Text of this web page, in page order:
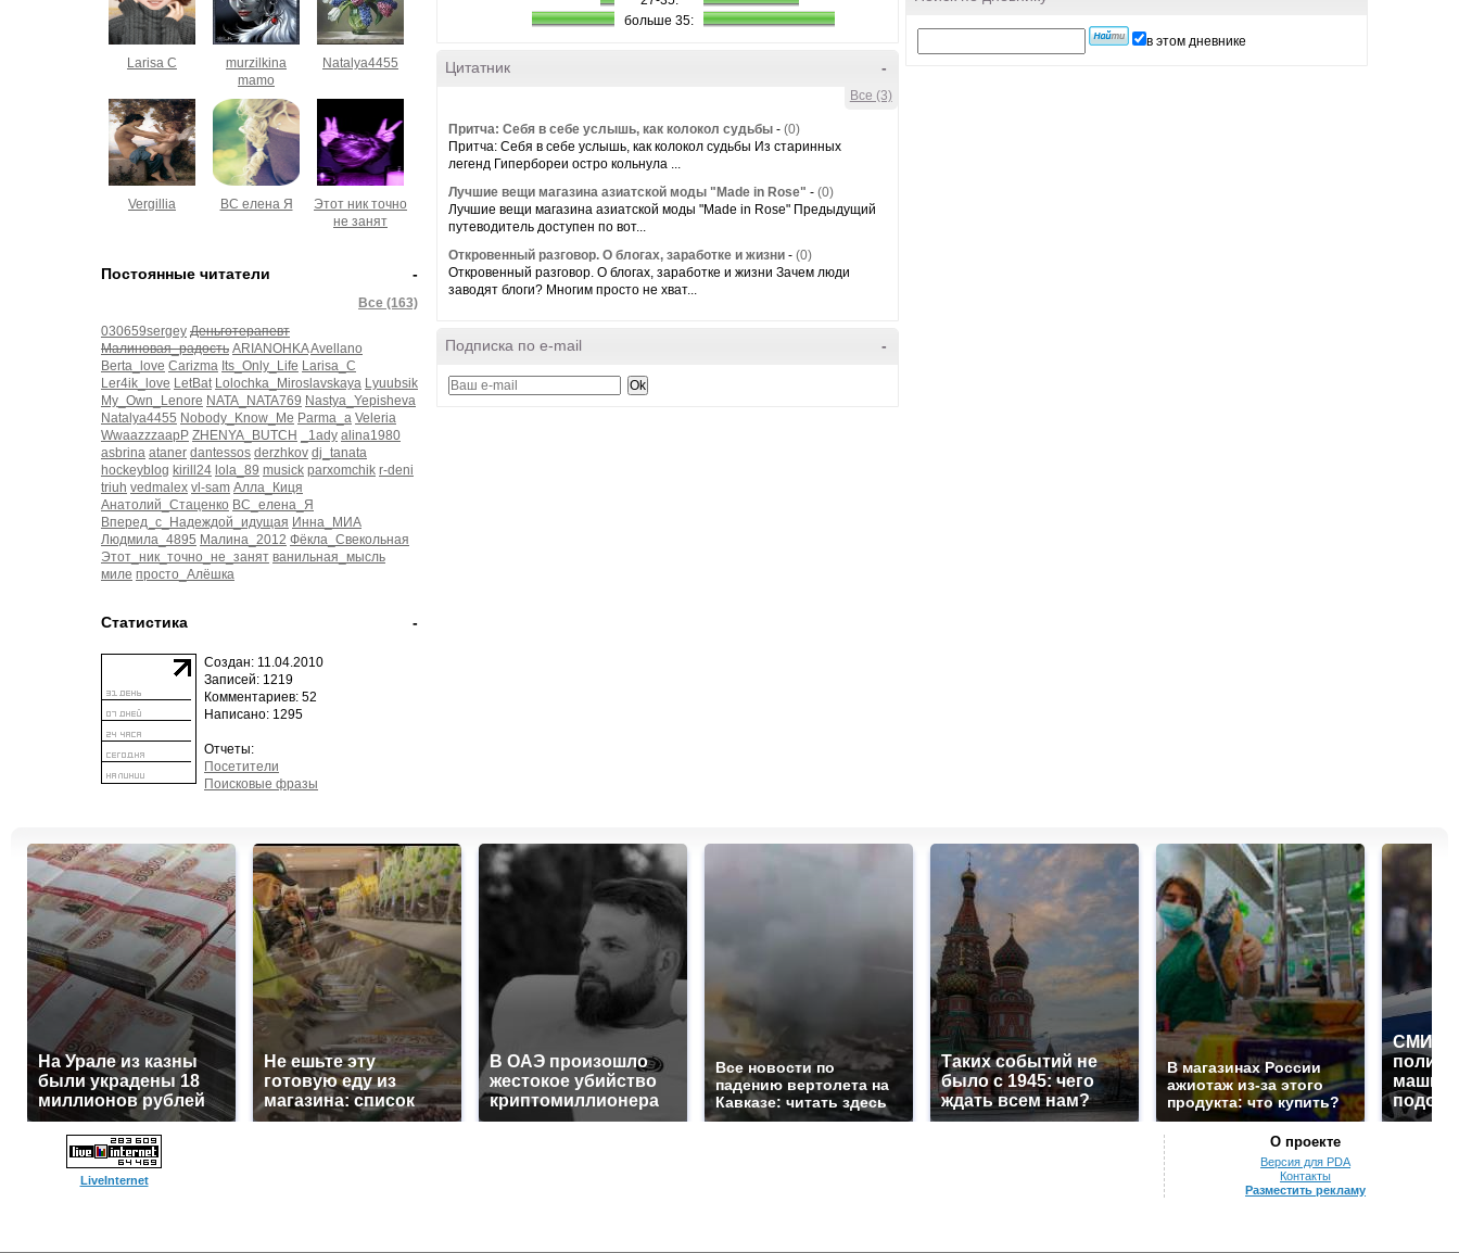
Larisa C
murzilkina
mamo
Natalya4455
Vergillia ВС елена Я
Этот ник точно
не занят
-
Постоянные читатели
Все (163)
030659sergey Деньготерапевт
Малиновая_радость ARIANOHKAAvellano
Berta_love Carizma Its_Only_Life Larisa_C
Ler4ik_love LetBat Lolochka_Miroslavskaya Lyuubsik
My_Own_Lenore NATA_NATA769 Nastya_Yepisheva
Natalya4455 Nobody_Know_Me Parma_a Veleria
WwaazzzaapP ZHENYA_BUTCH _1ady alina1980
asbrina ataner dantessos derzhkov dj_tanata
hockeyblog kirill24 lola_89 musick parxomchik r-deni
triuh vedmalex vl-sam Алла_Киця
Анатолий_Стаценко ВС_елена_Я
Вперед_с_Надеждой_идущая Инна_МИА
Людмила_4895 Малина_2012 Фёкла_Свекольная
Этот_ник_точно_не_занят ванильная_мысль
миле просто_Алёшка
-
Статистика
Создан: 11.04.2010
Записей: 1219
Комментариев: 52
Написано: 1295
Отчеты:
Посетители
Поисковые фразы
больше 35:
-
Цитатник
Все (3)
Притча: Себя в себе услышь, как колокол судьбы - (0)
Притча: Себя в себе услышь, как колокол судьбы Из старинных
легенд Гипербореи остро кольнула ...
Лучшие вещи магазина азиатской моды "Made in Rose" - (0)
Лучшие вещи магазина азиатской моды "Made in Rose" Предыдущий
путеводитель доступен по вот...
Откровенный разговор. О блогах, заработке и жизни - (0)
Откровенный разговор. О блогах, заработке и жизни Зачем люди
заводят блоги? Многим просто не хват...
-
Подписка по e-mail
в этом дневнике
На Урале из казны
были украдены 18
миллионов рублей
Не ешьте эту
готовую еду из
магазина: список
В ОАЭ произошло
жестокое убийство
криптомиллионера
Все новости по
падению вертолета на
Кавказе: читать здесь
Таких событий не
было с 1945: чего
ждать всем нам?
В магазинах России
ажиотаж из-за этого
продукта: что купить?
СМИ: В
LiveInternet
О проекте
Версия для PDA
Контакты
Разместить рекламу